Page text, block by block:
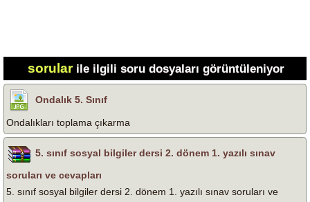
sorularile ilgili soru dosyaları görüntüleniyor
Ondalık 5. Sınıf
Ondalıkları toplama çıkarma
5. sınıf sosyal bilgiler dersi 2. dönem 1. yazılı sınav
soruları ve cevapları
5. sınıf sosyal bilgiler dersi 2. dönem 1. yazılı sınav soruları ve